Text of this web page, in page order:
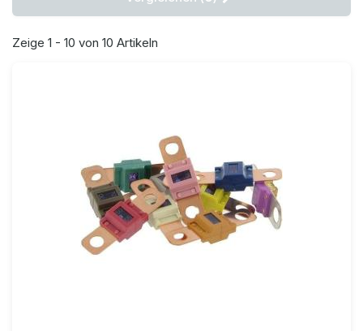
Zeige 1 - 10 von 10 Artikeln